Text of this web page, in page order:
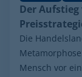
Der
Die
Mensch vor